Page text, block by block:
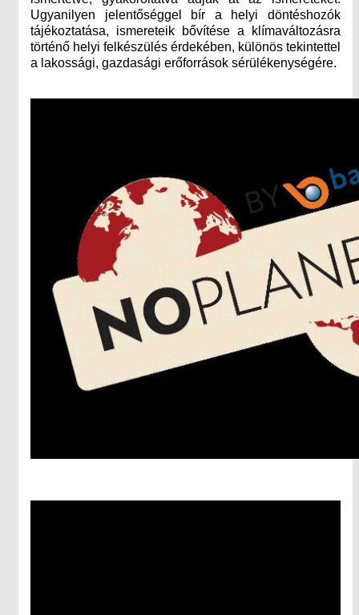
Ugyanilyen jelentőséggel bír a helyi döntéshozók
tájékoztatása, ismereteik bővítése a klímaváltozásra
történő helyi felkészülés érdekében, különös tekintettel
a lakossági, gazdasági erőforrások sérülékenységére.